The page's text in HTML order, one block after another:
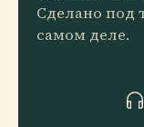
Сделано под
самом деле.